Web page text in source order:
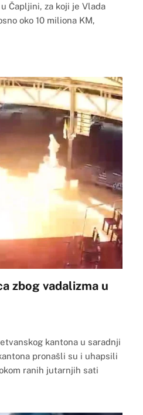
Čapljini, za koji je Vlada
oko 10 miliona KM,
zbog vadalizma u
kantona u saradnji
pronašli su i uhapsili
ranih jutarnjih sati